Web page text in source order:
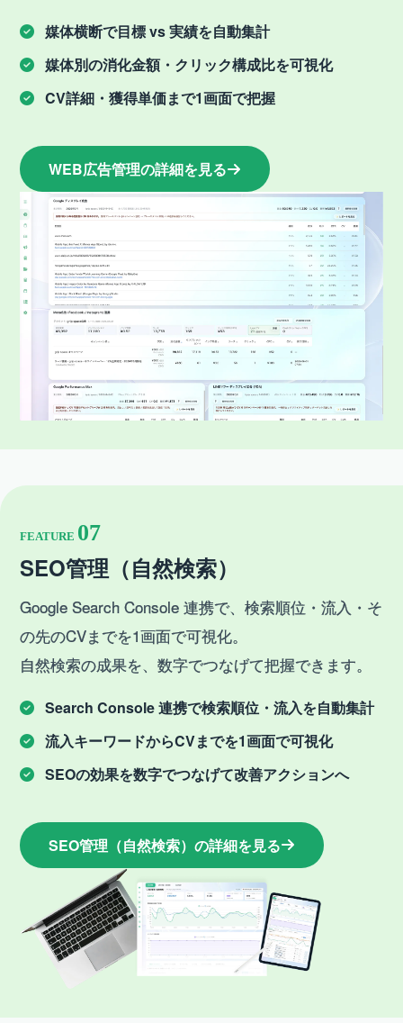
媒体横断で目標 vs 実績を自動集計
媒体別の消化金額・クリック構成比を可視化
CV詳細・獲得単価まで1画面で把握
WEB広告管理の詳細を見る
FEATURE 07
SEO管理（自然検索）
Google Search Console 連携で、検索順位・流入・そ
の先のCVまでを1画面で可視化。
自然検索の成果を、数字でつなげて把握できます。
Search Console 連携で検索順位・流入を自動集計
流入キーワードからCVまでを1画面で可視化
SEOの効果を数字でつなげて改善アクションへ
SEO管理（自然検索）の詳細を見る